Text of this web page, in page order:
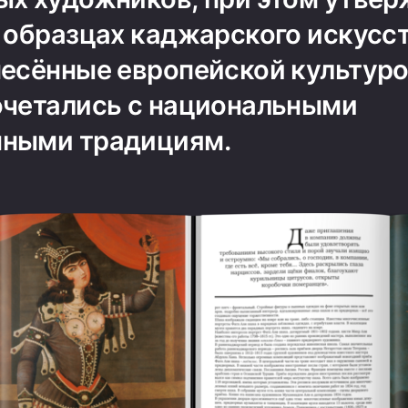
каджарского
европейской
с национальными
традициям.